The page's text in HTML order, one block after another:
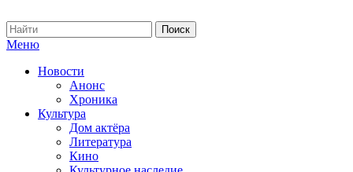
Меню
Новости
Анонс
Хроника
Культура
Дом актёра
Литература
Кино